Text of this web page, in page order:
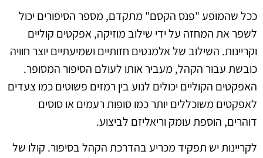
ככל שהמופע "פנס הקסם" מתקדם, מספר הסיפורים יכול
לשפר את המחזה על ידי שילוב מוזיקה, אפקטים קוליים
וקריינות. השילוב של אלמנטים חזותיים ושמיעתיים יוצר חוויה
כובשת עבור הקהל, מעביר אותו לעולם הסיפור המסופר.
האפקטים הקוליים יכולים לנוע בין רמזים פשוטים כמו צעדים
לאפקטים משוכללים יותר כמו סופות רעמים או סוסים
דוהרים, הוספת עומק וריאליזם לביצוע.
לקריינות יש תפקיד מכריע בהדרכת הקהל בסיפור. קולו של